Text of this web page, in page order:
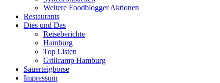
Weitere Foodblogger Aktionen
Restaurants
Dies und Das
Reiseberichte
Hamburg
Top Listen
Grillcamp Hamburg
Sauerteigbörse
Impressum